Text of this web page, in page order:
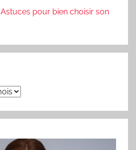
Astuces pour bien choisir son